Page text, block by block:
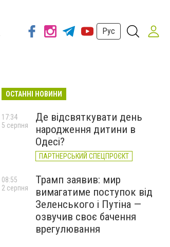
Рус
ОСТАННІ НОВИНИ
Де відсвяткувати день
народження дитини в
Одесі?
ПАРТНЕРСЬКИЙ СПЕЦПРОЄКТ
17:34
5 серпня
Трамп заявив: мир
вимагатиме поступок від
Зеленського і Путіна —
озвучив своє бачення
врегулювання
08:55
2 серпня